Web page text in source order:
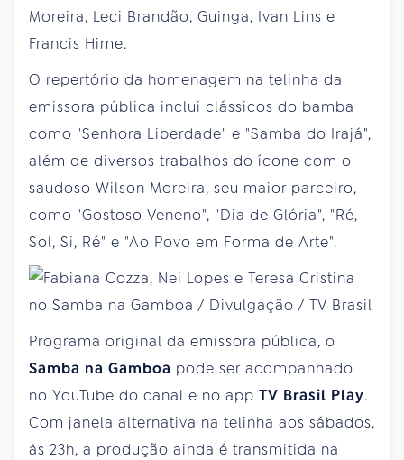
Moreira, Leci Brandão, Guinga, Ivan Lins e
Francis Hime.
O repertório da homenagem na telinha da
emissora pública inclui clássicos do bamba
como "Senhora Liberdade" e "Samba do Irajá",
além de diversos trabalhos do ícone com o
saudoso Wilson Moreira, seu maior parceiro,
como "Gostoso Veneno", "Dia de Glória", "Ré,
Sol, Si, Ré" e "Ao Povo em Forma de Arte".
Programa original da emissora pública, o
Samba na Gamboa pode ser acompanhado
no YouTube do canal e no app TV Brasil Play.
Com janela alternativa na telinha aos sábados,
às 23h, a produção ainda é transmitida na